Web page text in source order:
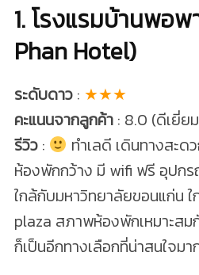
1. โรงแรมบ้านพอ
Phan Hotel)
ระดับดาว: ★★★
คะแนนจากลูกค้า: 8.0 (ดีเยี่ย
รีวิว:
ทำเลดี เดินทางสะ
ห้องพักกว้าง มี wifi ฟรี อุปก
ใกล้กับมหาวิทยาลัยขอนแก่น
plaza สภาพห้องพักเหมาะสม
ก็เป็นอีกทางเลือกที่น่าสนใจมา